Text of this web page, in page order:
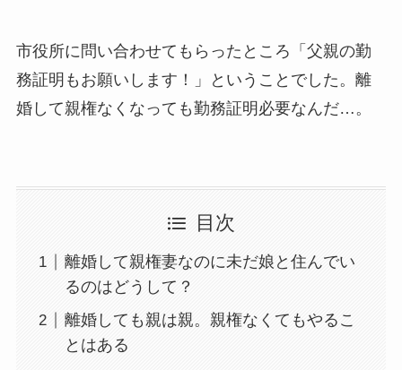
市役所に問い合わせてもらったところ「父親の勤
務証明もお願いします！」ということでした。離
婚して親権なくなっても勤務証明必要なんだ…。
目次
離婚して親権妻なのに未だ娘と住んでい
るのはどうして？
離婚しても親は親。親権なくてもやるこ
とはある